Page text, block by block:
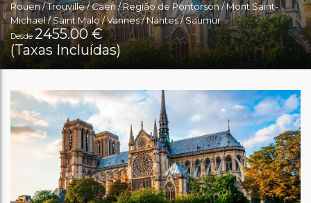
Rouen / Trouville / Caen / Região de Pontorson / Mont Saint-
Michael / Saint Malo / Vannes / Nantes / Saumur
Desde 2455.00 €
(Taxas Incluídas)